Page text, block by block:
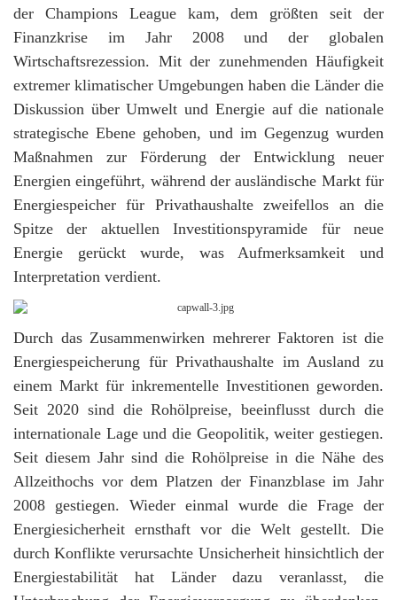
der Champions League kam, dem größten seit der
Finanzkrise im Jahr 2008 und der globalen
Wirtschaftsrezession. Mit der zunehmenden Häufigkeit
extremer klimatischer Umgebungen haben die Länder die
Diskussion über Umwelt und Energie auf die nationale
strategische Ebene gehoben, und im Gegenzug wurden
Maßnahmen zur Förderung der Entwicklung neuer
Energien eingeführt, während der ausländische Markt für
Energiespeicher für Privathaushalte zweifellos an die
Spitze der aktuellen Investitionspyramide für neue
Energie gerückt wurde, was Aufmerksamkeit und
Interpretation verdient.
Durch das Zusammenwirken mehrerer Faktoren ist die
Energiespeicherung für Privathaushalte im Ausland zu
einem Markt für inkrementelle Investitionen geworden.
Seit 2020 sind die Rohölpreise, beeinflusst durch die
internationale Lage und die Geopolitik, weiter gestiegen.
Seit diesem Jahr sind die Rohölpreise in die Nähe des
Allzeithochs vor dem Platzen der Finanzblase im Jahr
2008 gestiegen. Wieder einmal wurde die Frage der
Energiesicherheit ernsthaft vor die Welt gestellt. Die
durch Konflikte verursachte Unsicherheit hinsichtlich der
Energiestabilität hat Länder dazu veranlasst, die